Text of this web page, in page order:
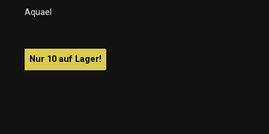
Aquael
Bildergalerie überspringen
Nur 10 auf Lager!